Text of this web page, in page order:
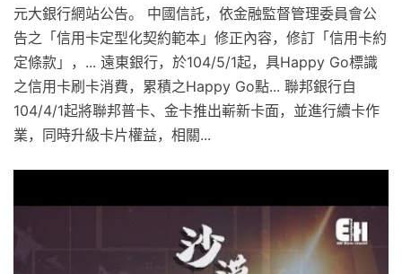
元大銀行網站公告。 中國信託，依金融監督管理委員會公
告之「信用卡定型化契約範本」修正內容，修訂「信用卡約
定條款」，... 遠東銀行，於104/5/1起，具Happy Go標識
之信用卡刷卡消費，累積之Happy Go點... 聯邦銀行自
104/4/1起將聯邦普卡、金卡推出嶄新卡面，並進行續卡作
業，同時升級卡片權益，相關...